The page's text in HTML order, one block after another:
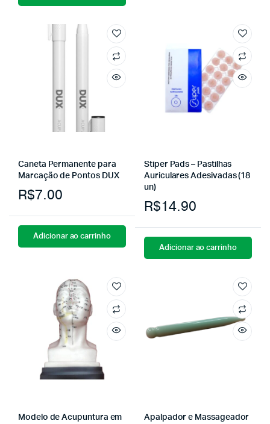
Caneta Permanente para
Marcação de Pontos DUX
R$7.00
Adicionar ao carrinho
Stiper Pads – Pastilhas
Auriculares Adesivadas (18
un)
R$14.90
Adicionar ao carrinho
Modelo de Acupuntura em
Apalpador e Massageador